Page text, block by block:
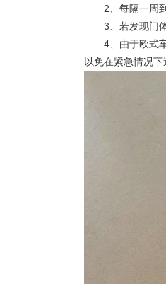
2、每隔一周到
3、若发现门体
4、由于欧式车
以免在紧急情况下